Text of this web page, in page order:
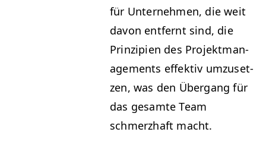
für Unternehmen, die weit
davon ent­fer­nt sind, die
Prinzip­i­en des Pro­jek­t­man­
age­ments effek­tiv umzuset­
zen, was den Über­gang für
das gesamte Team
schmerzhaft macht.